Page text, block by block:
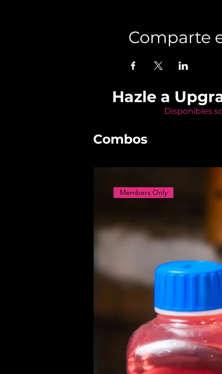
Comparte
Hazle a
Disponibles
Combos
Members Only